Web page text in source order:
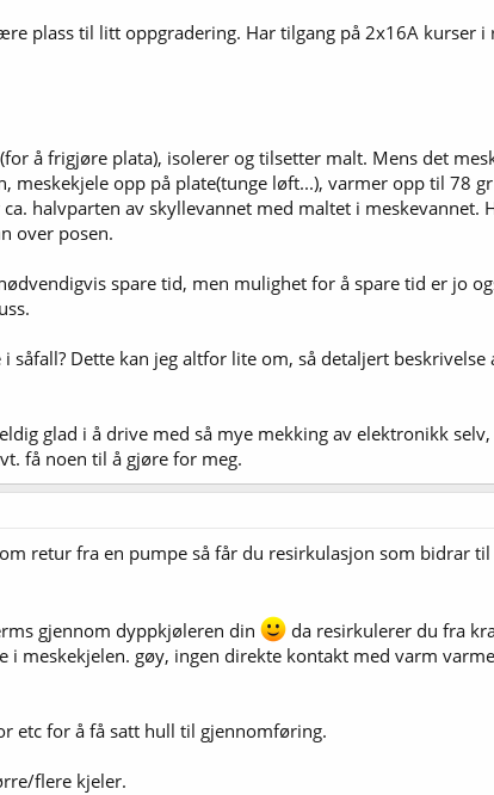
plass til litt oppgradering. Har tilgang på 2x16A kurser
å frigjøre plata), isolerer og tilsetter malt. Mens det
meskekjele opp på plate(tunge løft...), varmer opp til 78
halvparten av skyllevannet med maltet i meskevannet.
over posen.
spare tid, men mulighet for å spare tid er jo
såfall? Dette kan jeg altfor lite om, så detaljert
glad i å drive med så mye mekking av elektronikk
få noen til å gjøre for meg.
retur fra en pumpe så får du resirkulasjon som bidrar
gjennom dyppkjøleren din
da resirkulerer du fra
meskekjelen. gøy, ingen direkte kontakt med varm
etc for å få satt hull til gjennomføring.
flere kjeler.